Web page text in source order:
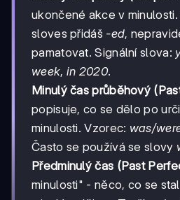
ukončené akce v
sloves přidáš -ed,
pamatovat. Signální slova:
week, in 2020.
Minulý čas průběhový
popisuje, co se dělo po
minulosti. Vzorec: was/
Často se používá se slovy
Předminulý čas (Past
minulosti" - něco, co se